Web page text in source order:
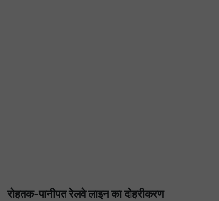
रोहतक-पानीपत रेलवे लाइन का दोहरीकरण